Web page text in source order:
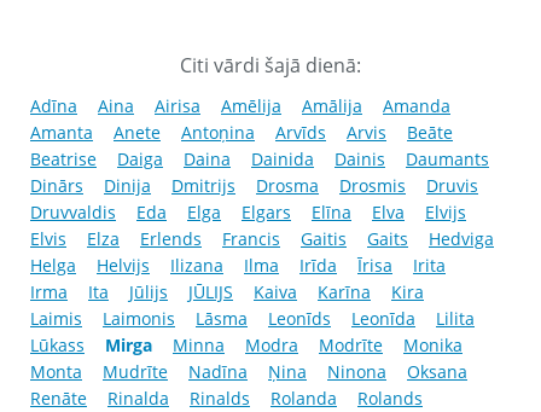
Citi vārdi šajā dienā:
Adīna Aina Airisa Amēlija Amālija
Amanda
Amanta
Anete Antoņina Arvīds Arvis
Beāte
Beatrise
Daiga Daina Dainida Dainis
Daumants
Dinārs
Dinija Dmitrijs Drosma Drosmis
Druvis
Druvvaldis
Eda Elga Elgars Elīna Elva
Elvijs
Elvis
Elza Erlends Francis Gaitis Gaits
Hedviga
Helga
Helvijs Ilizana Ilma Irīda Īrisa
Irita
Irma
Ita Jūlijs JŪLIJS Kaiva Karīna
Kira
Laimis
Laimonis Lāsma Leonīds Leonīda
Lilita
Lūkass
Mirga Minna Modra Modrīte
Monika
Monta
Mudrīte Nadīna Ņina Ninona
Oksana
Renāte
Rinalda Rinalds Rolanda
Rolands